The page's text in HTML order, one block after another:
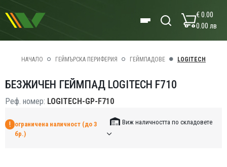
€ 0.00
0.00 лв
НАЧАЛО ГЕЙМЪРСКА ПЕРИФЕРИЯ ГЕЙМПАДОВЕ LOGITECH
БЕЗЖИЧЕН ГЕЙМПАД LOGITECH F710
Реф. номер: LOGITECH-GP-F710
ограничена наличност (до 3
бр.)
Виж наличността по складовете